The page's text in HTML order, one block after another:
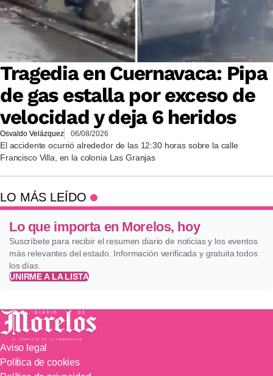
Tragedia en Cuernavaca: Pipa
de gas estalla por exceso de
velocidad y deja 6 heridos
Osvaldo Velázquez 06/08/2026
El accidente ocurrió alrededor de las 12:30 horas sobre la calle
Francisco Villa, en la colonia Las Granjas
LO MÁS LEÍDO
Lo que importa en Morelos, hoy
Suscríbete para recibir el resumen diario de noticias y los eventos
más relevantes del estado. Información verificada y gratuita todos
los días.
UNIRME A LA LISTA
Aviso legal
Política de cookies